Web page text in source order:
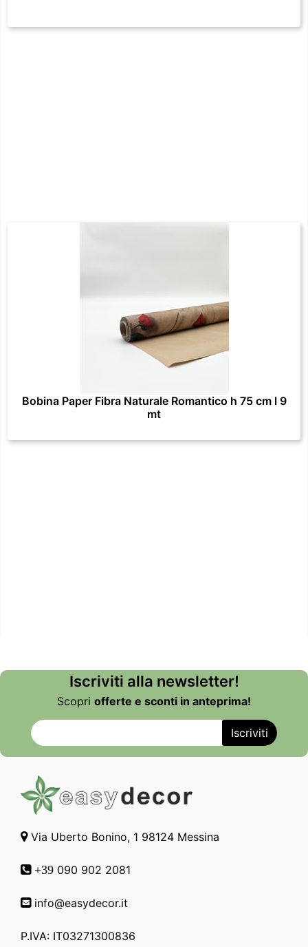
Bobina Paper Fibra Naturale Romantico h 75 cm l 9
mt
Iscriviti alla newsletter!
Scopri offerte e sconti in anteprima!
Via Uberto Bonino, 1 98124 Messina
+39 090 902 2081
info@easydecor.it
P.IVA: IT03271300836